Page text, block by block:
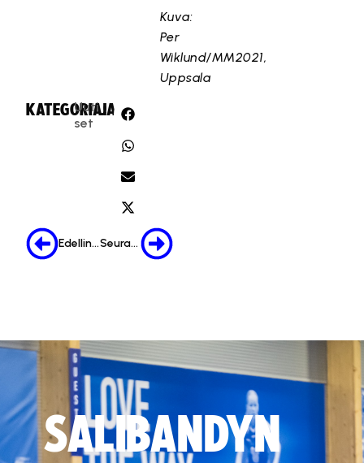
Kuva:
Per
Wiklund/MM2021,
Uppsala
KATEGORIA:
Uuti
set
JAA:
Edellinen Seuraava
SALIBANDYN